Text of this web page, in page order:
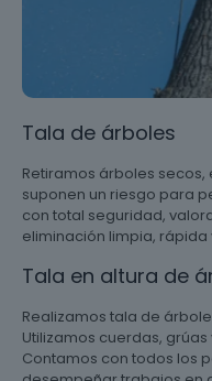
Tala de árboles
Retiramos árboles
suponen un riesgo para
con total seguridad,
eliminación limpia,
Tala en altura de
Realizamos tala de
Utilizamos cuerdas,
Contamos con todos los